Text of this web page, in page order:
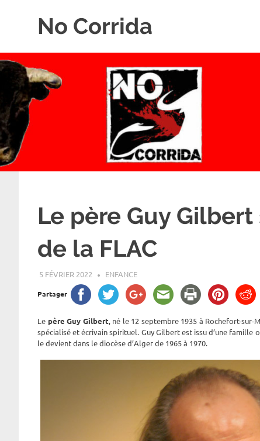
No Corrida
la
corrida
Le père Guy
de la FLAC
5 FÉVRIER 2022 ROGER LAHANA
ENFANCE
Partager
Le père Guy Gilbert, né le 12 septembre 1935 à Rochefort-
spécialisé et écrivain spirituel. Guy Gilbert est issu d’une
le devient dans le diocèse d’Alger de 1965 à 1970.